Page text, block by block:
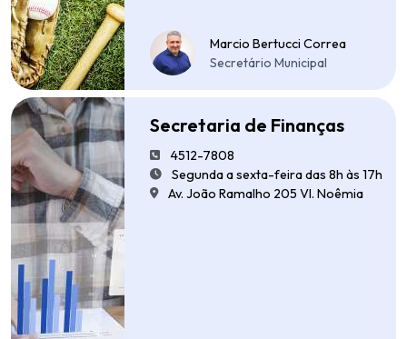
Marcio Bertucci Correa
Secretário Municipal
Secretaria de Finanças
4512-7808
Segunda a sexta-feira das 8h às 17h
Av. João Ramalho 205 Vl. Noêmia